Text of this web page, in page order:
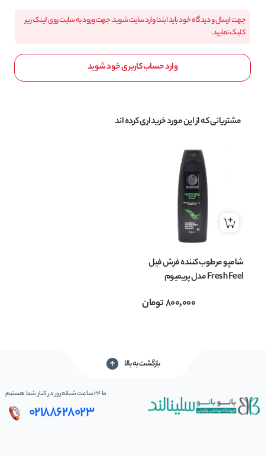
جهت ارسال و دیدگاه خود باید ابتدا وارد سایت شوید. جهت ورود به سایت روی لینک زیر
کلیک نمایید.
وارد حساب کاربری خود شوید
مشتریانی که از این مورد خریداری کرده اند
شامپو مرطوب کننده فرش فیل
Fresh Feel مدل پریمیوم
800,000تومان
بازگشت به بالا
ما 24 ساعت شبانه‌روز در کنار شما هستیم
02188628023